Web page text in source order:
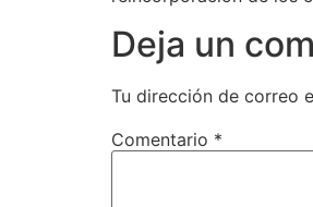
Deja un
Tu dirección de correo
Comentario *